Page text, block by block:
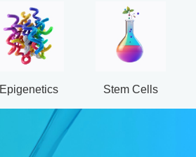
Epigenetics Stem Cells